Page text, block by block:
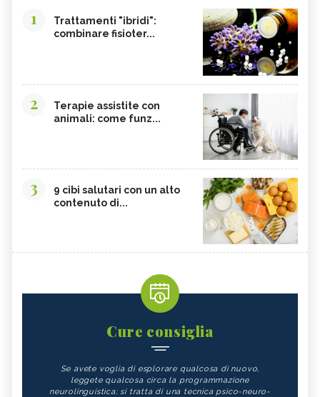
1
Trattamenti "ibridi":
combinare fisioter...
2
Terapie assistite con
animali: come funz...
3
9 cibi salutari con un alto
contenuto di...
Cure consiglia
Se avete voglia di esplorare qualcosa di nuovo,
leggete qualcosa circa la programmazione
neurolinguistica; si tratta di una tecnica psico-neuro-